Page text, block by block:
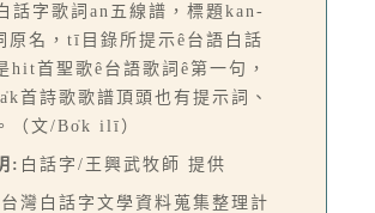
話字歌詞an五線譜，標題kan-
原名，tī目錄所提示ê台語白話
hit首聖歌ê台語歌詞ê第一句，
首詩歌歌譜頂頭也有提示詞、
（文/Bo̍k ilī）
: 白話字/王興武牧師 提供
台灣白話字文學資料蒐集整理計